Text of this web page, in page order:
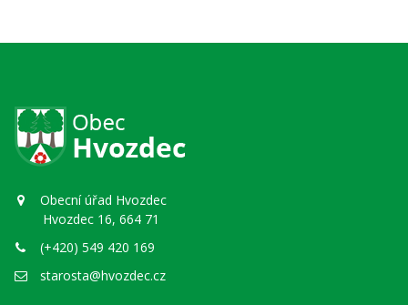
Obecní úřad Hvozdec
Hvozdec 16, 664 71
(+420) 549 420 169
starosta@hvozdec.cz